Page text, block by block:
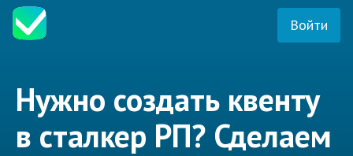
Войти
Нужно создать квенту
в сталкер РП? Сделаем